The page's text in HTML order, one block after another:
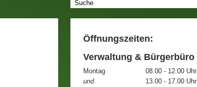
Öffnungszeiten:
Verwaltung & Bürgerbüro
Montag
08.00 - 12.00 Uhr
und
13.00 - 17.00 Uhr